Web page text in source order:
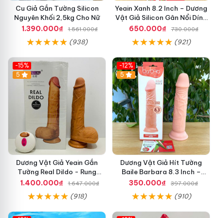
Cu Giả Gắn Tường Silicon
Nguyên Khối 2,5kg Cho Nữ
1.390.000₫
1.561.000₫
(938)
Yeain Xanh 8.2 Inch – Dương
Vật Giả Silicon Gân Nổi Dính
Tường Cao Cấp
650.000₫ 730.000₫
(921)
-15%
5
Dương Vật Giả Yeain Gắn
Tường Real Dildo - Rung
Thụt_Tỏa Nhiệt, Điều Khiển
1.400.000₫ 1.647.000₫
(918)
-12%
5
Dương Vật Giả Hít Tường
Baile Barbara 8.3 Inch –
Silicon Siêu Mềm, Giống Thật
350.000₫ 397.000₫
(910)